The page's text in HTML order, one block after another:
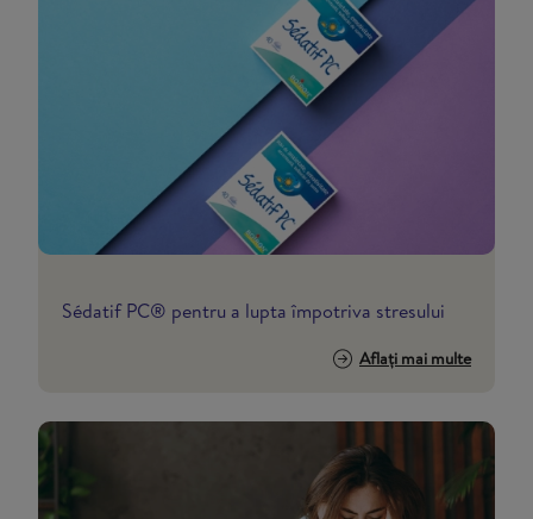
Sédatif PC® pentru a lupta împotriva stresului
Aflați mai multe